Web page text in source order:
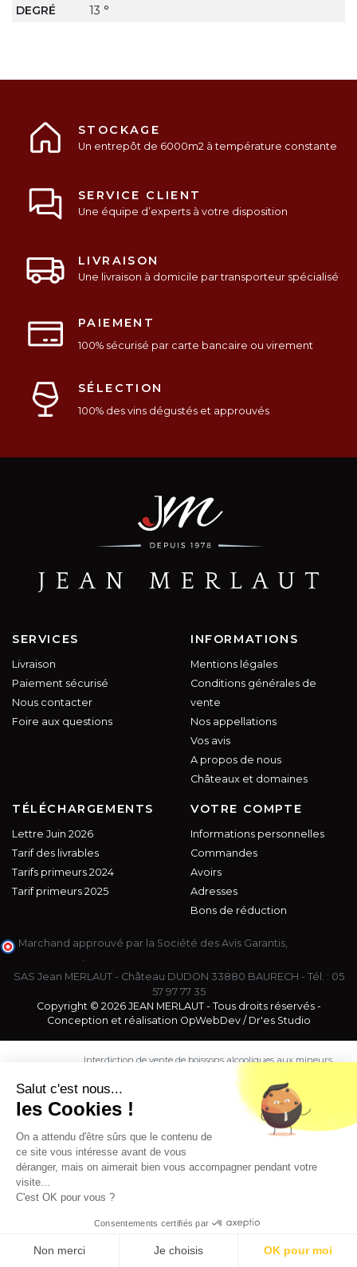
DEGRÉ
13 °
STOCKAGE
Un entrepôt de 6000m2 à température constante
SERVICE CLIENT
Une équipe d’experts à votre disposition
LIVRAISON
Une livraison à domicile par transporteur spécialisé
PAIEMENT
100% sécurisé par carte bancaire ou virement
SÉLECTION
100% des vins dégustés et approuvés
SERVICES
Livraison
Paiement sécurisé
Nous contacter
Foire aux questions
INFORMATIONS
Mentions légales
Conditions générales de
vente
Nos appellations
Vos avis
A propos de nous
Châteaux et domaines
TÉLÉCHARGEMENTS
Lettre Juin 2026
Tarif des livrables
Tarifs primeurs 2024
Tarif primeurs 2025
VOTRE COMPTE
Informations personnelles
Commandes
Avoirs
Adresses
Bons de réduction
Marchand approuvé par la Société des Avis Garantis,
SAS Jean MERLAUT - Château DUDON 33880 BAURECH - Tél. : 05
57 97 77 35
Copyright © 2026 JEAN MERLAUT - Tous droits réservés -
Conception et réalisation OpWebDev/ Dr'es Studio
Interdiction de vente de boissons alcooliques aux mineurs
de moins de 18 ans. La preuve de majorité de l'acheteur
est exigée au moment de la vente en ligne.
CODE DE LA SANTE PUBLIQUE, ART. L. 3342-1 et L. 3353-3
L'abus d'alcool est dangereux pour la santé. Sachez
Salut c'est nous...
les Cookies !
On a attendu d'être sûrs que le contenu de
ce site vous intéresse avant de vous
déranger, mais on aimerait bien vous accompagner pendant votre
visite...
C'est OK pour vous ?
Consentements certifiés par
Non merci Je choisis OK pour moi
★★★★★